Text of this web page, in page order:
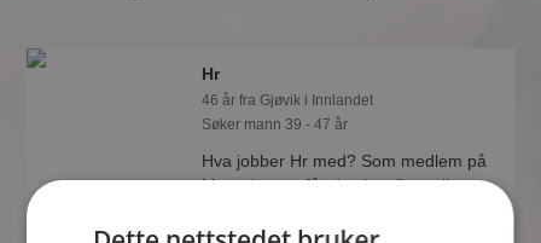
Hr
46 år fra Gjøvik i Innlandet
Søker mann 39 - 47 år
Hva jobber Hr med? Som medlem på
Møteplassen får du vite alle mulige